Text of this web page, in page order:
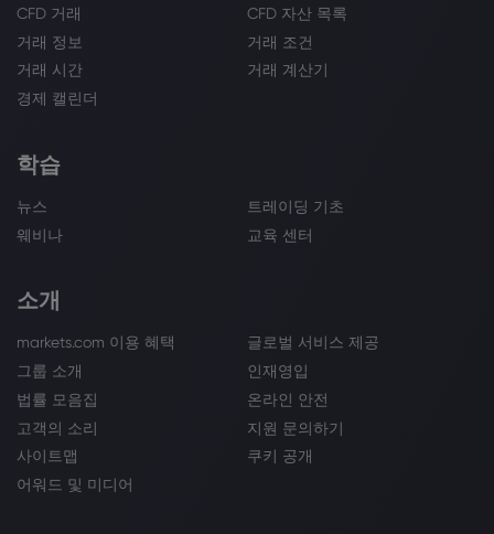
CFD 거래
CFD 자산 목록
거래 정보
거래 조건
거래 시간
거래 계산기
경제 캘린더
학습
뉴스
트레이딩 기초
웨비나
교육 센터
소개
markets.com 이용 혜택
글로벌 서비스 제공
그룹 소개
인재영입
법률 모음집
온라인 안전
고객의 소리
지원 문의하기
사이트맵
쿠키 공개
어워드 및 미디어